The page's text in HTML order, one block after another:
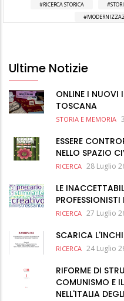
RICERCA STORICA
Ultime Notizie
ONLINE I NUOVI
TOSCANA
STORIA E MEMORIA
ESSERE
NELLO SPAZIO
RICERCA 28 Luglio
LE
RICERCA 27 Luglio
SCARICA
RICERCA 24 Luglio
RIFORME DI
COMUNISMO E
NELL'ITALIA